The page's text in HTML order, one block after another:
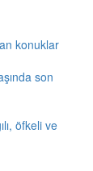
konuklar
son
öfkeli ve